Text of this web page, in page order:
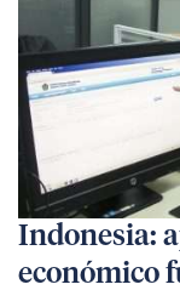
Indonesia:
económico